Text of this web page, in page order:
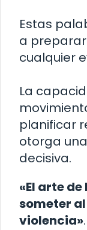
Estas
a
cualquier
La
planificar
otorga
decisiva.
«El arte
someter
violencia».